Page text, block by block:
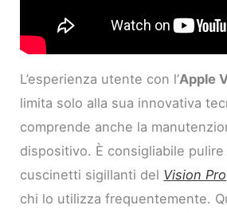
L’esperienza utente con l’Apple
limita solo alla sua innovativa
comprende anche la
dispositivo. È consigliabile
cuscinetti sigillanti del Vision Pro
chi lo utilizza frequentemente.